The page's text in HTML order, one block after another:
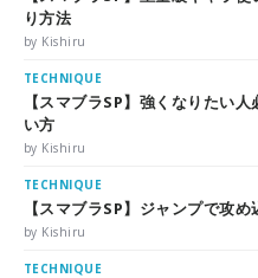
り方法
by Kishiru
TECHNIQUE
【スマブラSP】強くなりたい
い方
by Kishiru
TECHNIQUE
【スマブラSP】ジャンプで攻
by Kishiru
TECHNIQUE